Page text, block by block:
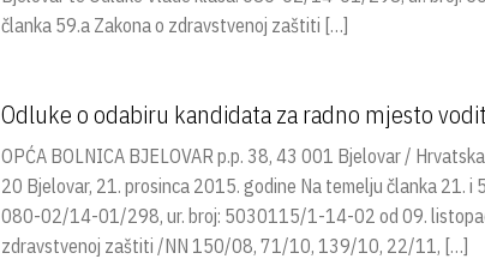
članka 59.a Zakona o zdravstvenoj zaštiti […]
Odluke o odabiru kandidata za radno mjesto
OPĆA BOLNICA BJELOVAR p.p. 38, 43 001 Bjelovar /
20 Bjelovar, 21. prosinca 2015. godine Na temelju članka 21.
080-02/14-01/298, ur. broj: 5030115/1-14-02 od 09.
zdravstvenoj zaštiti /NN 150/08, 71/10, 139/10, 22/11, […]